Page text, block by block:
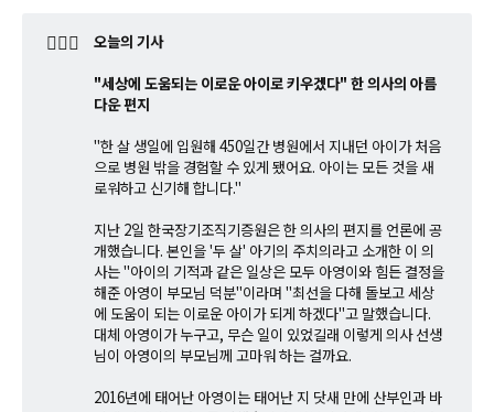
🤷🏼‍♂️
오늘의 기사
"세상에 도움되는 이로운 아이로 키우겠다" 한 의사의 아름
다운 편지
"한 살 생일에 입원해 450일간 병원에서 지내던 아이가 처음
으로 병원 밖을 경험할 수 있게 됐어요. 아이는 모든 것을 새
로워하고 신기해 합니다."
지난 2일 한국장기조직기증원은 한 의사의 편지를 언론에 공
개했습니다. 본인을 '두 살' 아기의 주치의라고 소개한 이 의
사는 "아이의 기적과 같은 일상은 모두 아영이와 힘든 결정을
해준 아영이 부모님 덕분"이라며 "최선을 다해 돌보고 세상
에 도움이 되는 이로운 아이가 되게 하겠다"고 말했습니다.
대체 아영이가 누구고, 무슨 일이 있었길래 이렇게 의사 선생
님이 아영이의 부모님께 고마워 하는 걸까요.
2016년에 태어난 아영이는 태어난 지 닷새 만에 산부인과 바